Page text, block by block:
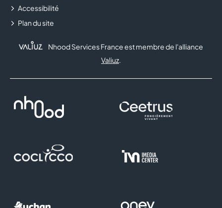
SERVICES MINUTE
TAPE À L'OEIL
Accessibilité
Plan du site
Nhood Services France est membre de l'alliance
Valiuz.